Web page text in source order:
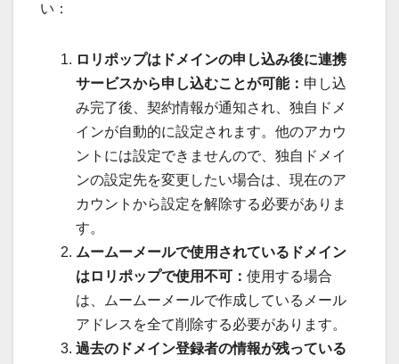
い：
ロリポップはドメインの申し込み後に連携
サービスから申し込むことが可能： 申し込
み完了後、契約情報が通知され、独自ドメ
インが自動的に設定されます。他のアカウ
ントには設定できませんので、独自ドメイ
ンの設定先を変更したい場合は、現在のア
カウントから設定を解除する必要がありま
す。
ムームーメールで使用されているドメイン
はロリポップで使用不可： 使用する場合
は、ムームーメールで作成しているメール
アドレスを全て削除する必要があります。
過去のドメイン登録者の情報が残っている